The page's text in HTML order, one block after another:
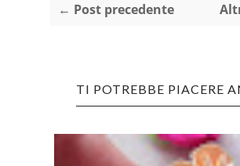
← Post precedente
TI POTREBBE PIACERE